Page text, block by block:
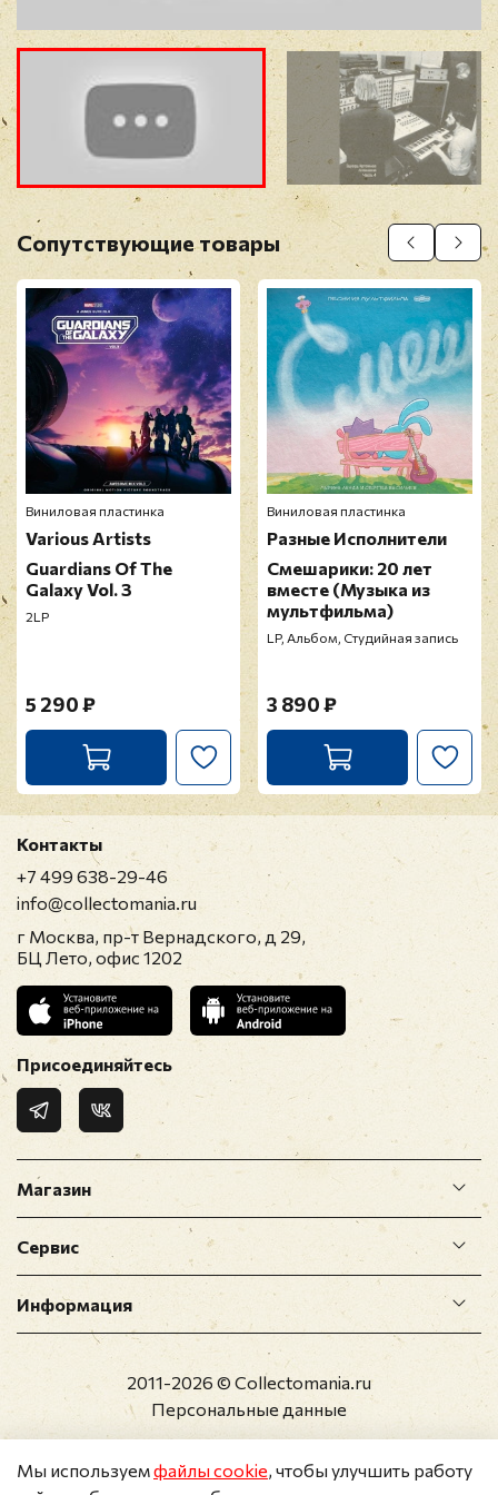
B6. Говорят Дельфины (Поёт Ольга
Рождественская, стихи А. Кондратьева)
Прощай, зелень лета (1975)
B7. Вокализ
Прикрепить фото
Оставить отзыв
Перед публикацией отзывы проходят
модерацию
Сопутствующие товары
Виниловая пластинка
Various Artists
Guardians Of The
Galaxy Vol. 3
2LP
5 290 ₽
Виниловая пластинка
Разные Исполнители
Смешарики: 20 лет
вместе (Музыка из
мультфильма)
LP, Альбом, Студийная запись
3 890 ₽
Магазин
Сервис
Информация
Контакты
+7 499 638-29-46
info@collectomania.ru
г Москва, пр-т Вернадского, д 29,
БЦ Лето, офис 1202
Присоединяйтесь
2011-2026 © Collectomania.ru
Персональные данные
Мы используемфайлы cookie, чтобы улучшить работу